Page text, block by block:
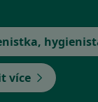
více